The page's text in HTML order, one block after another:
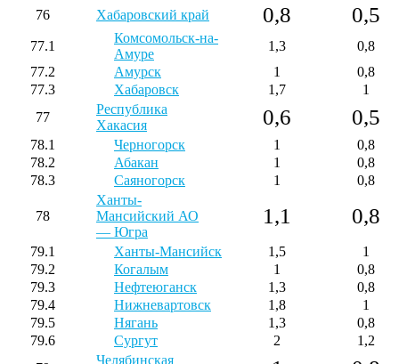
76
Хабаровский край 0,8 0,5
77.1
Комсомольск-на-
Амуре
1,3
0,8
77.2
Амурск 1
0,8
77.3
Хабаровск 1,7
1
77
Республика
Хакасия
0,6 0,5
78.1 Черногорск 1
0,8
78.2
Абакан 1
0,8
78.3
Саяногорск 1 0,8
78
Ханты-
Мансийский АО
— Югра
1,1 0,8
79.1 Ханты-Мансийск 1,5
1
79.2
Когалым 1
0,8
79.3
Нефтеюганск 1,3
0,8
79.4
Нижневартовск 1,8
1
79.5
Нягань 1,3
0,8
79.6
Сургут 2
1,2
Челябинская